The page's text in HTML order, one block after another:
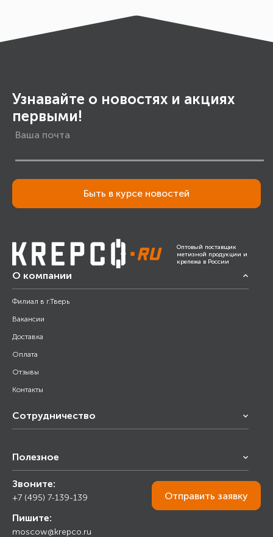
Узнавайте о новостях и акциях
первыми!
Быть в курсе новостей
Оптовый поставщик
метизной продукции и
крепежа в России
О компании
Филиал в г.Тверь
Вакансии
Доставка
Оплата
Отзывы
Контакты
Сотрудничество
Снабжение строительства
Торговым организациям
Полезное
Калькулятор
Прайс лист
Ответы на вопросы
Звоните:
+7 (495) 7-139-139
Пишите:
moscow@krepco.ru
Отправить заявку